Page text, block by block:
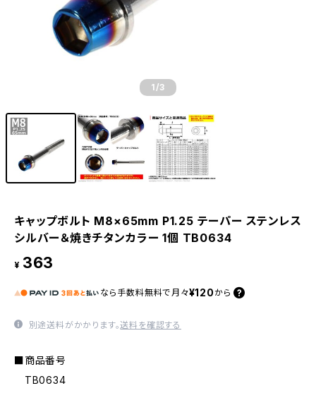
1 /3
キャップボルト M8×65mm P1.25 テーパー ステンレス
シルバー＆焼きチタンカラー 1個 TB0634
¥ 363
なら 手数料無料で 月々¥120 から
別途送料がかかります。送料を確認する
■商品番号
TB0634